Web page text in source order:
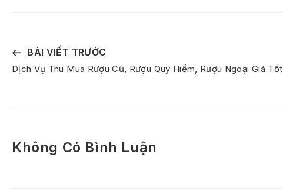
BÀI VIẾT TRƯỚC
Dịch Vụ Thu Mua Rượu Cũ, Rượu Quý Hiếm, Rượu Ngoại Giá Tốt
Không Có Bình Luận